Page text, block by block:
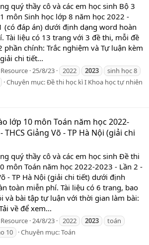
quý thầy cô và các em học sinh Bộ 3
môn Sinh học lớp 8 năm học 2022 -
(có đáp án) dưới định dạng word hoàn
Tài liệu có 13 trang với 3 đề thi, mỗi đề
phần chính: Trắc nghiệm và Tự luận kèm
chi tiết...
Resource 25/8/23 2022 2023
sinh học 8
Chuyên mục:Đề thi học kì I Khoa học tự nhiên
lớp 10 môn Toán năm học 2022-
THCS Giảng Võ - TP Hà Nội (giải chi
quý thầy cô và các em học sinh Đề thi
môn Toán năm học 2022-2023 - Lần 2 -
- TP Hà Nội (giải chi tiết) dưới định
toàn miễn phí. Tài liệu có 6 trang, bao
và bài tập tự luận với thời gian làm bài:
về để xem...
Resource 24/8/23 2022 2023
toán
10
Chuyên mục:Toán